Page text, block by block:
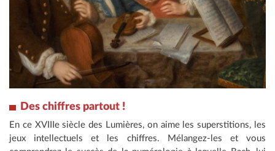
Des chiffres partout !
En ce XVIIIe siècle des Lumières, on aime les superstitions, les
jeux intellectuels et les chiffres. Mélangez-les et vous